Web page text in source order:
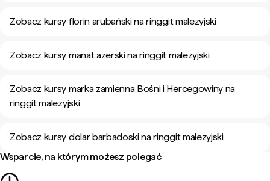
Zobacz kursy florin arubański na ringgit malezyjski
Zobacz kursy manat azerski na ringgit malezyjski
Zobacz kursy marka zamienna Bośni i Hercegowiny na
ringgit malezyjski
Zobacz kursy dolar barbadoski na ringgit malezyjski
Wsparcie, na którym możesz polegać